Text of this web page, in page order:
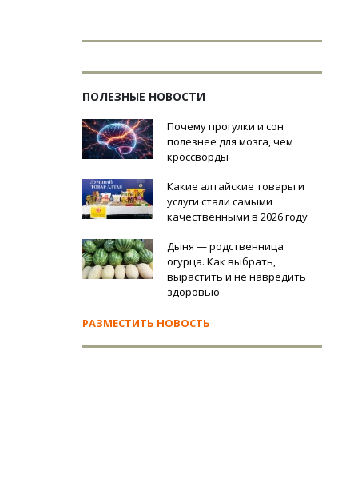
ПОЛЕЗНЫЕ НОВОСТИ
Почему прогулки и сон
полезнее для мозга, чем
кроссворды
Какие алтайские товары и
услуги стали самыми
качественными в 2026 году
Дыня — родственница
огурца. Как выбрать,
вырастить и не навредить
здоровью
РАЗМЕСТИТЬ НОВОСТЬ